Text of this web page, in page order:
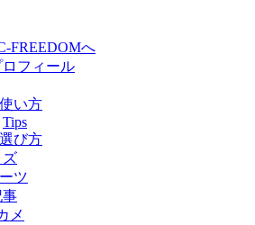
FREEDOMへ
フィール
い方
Tips
び方
ズ
ツ
事
メ